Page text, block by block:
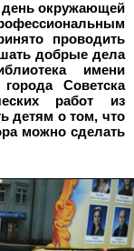
окружающей
проводить
добрые дела
имени
Советска
работ из
детям о том, что
можно сделать